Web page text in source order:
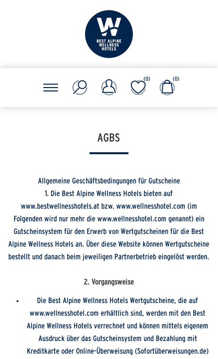
(0) (0)
AGBS
Allgemeine Geschäftsbedingungen für Gutscheine
1. Die Best Alpine Wellness Hotels bieten auf
www.bestwellnesshotels.at bzw. www.wellnesshotel.com (im
Folgenden wird nur mehr die www.wellnesshotel.com genannt) ein
Gutscheinsystem für den Erwerb von Wertgutscheinen für die Best
Alpine Wellness Hotels an. Über diese Website können Wertgutscheine
bestellt und danach beim jeweiligen Partnerbetrieb eingelöst werden.
2. Vorgangsweise
Die Best Alpine Wellness Hotels Wertgutscheine, die auf
www.wellnesshotel.com erhältlich sind, werden mit den Best
Alpine Wellness Hotels verrechnet und können mittels eigenem
Ausdruck über das Gutscheinsystem und Bezahlung mit
Kreditkarte oder Online-Überweisung (Sofortüberweisungen.de)